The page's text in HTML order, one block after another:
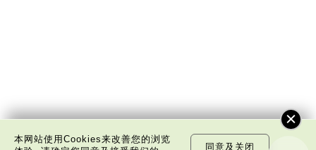
本网站使用Cookies来改善您的浏览
同意及关闭